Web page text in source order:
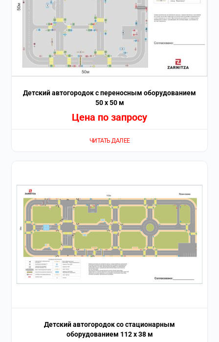
Детский автогородок с переносным оборудованием
50 х 50 м
Цена по запросу
ЧИТАТЬ ДАЛЕЕ
Детский автогородок со стационарным
оборудованием 112 х 38 м